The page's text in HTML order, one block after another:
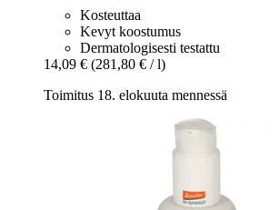
Kosteuttaa
Kevyt koostumus
Dermatologisesti testattu
14,09 € (281,80 € / l)
Toimitus 18. elokuuta mennessä